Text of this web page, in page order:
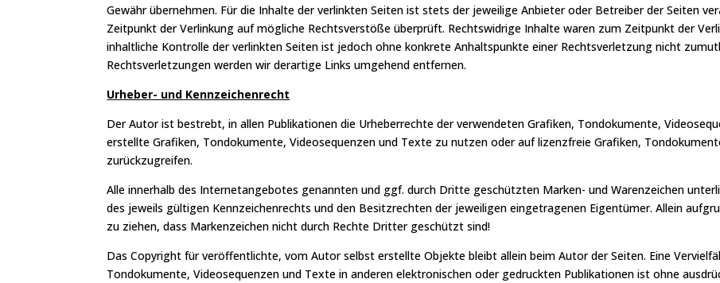
Gewähr übernehmen. Für die Inhalte der verlinkten Seiten ist stets der jeweilige Anbieter oder Betreiber der Seiten
Zeitpunkt der Verlinkung auf mögliche Rechtsverstöße überprüft. Rechtswidrige Inhalte waren zum Zeitpunkt der
inhaltliche Kontrolle der verlinkten Seiten ist jedoch ohne konkrete Anhaltspunkte einer Rechtsverletzung nicht
Rechtsverletzungen werden wir derartige Links umgehend entfernen.
Urheber- und Kennzeichenrecht
Der Autor ist bestrebt, in allen Publikationen die Urheberrechte der verwendeten Grafiken, Tondokumente,
erstellte Grafiken, Tondokumente, Videosequenzen und Texte zu nutzen oder auf lizenzfreie Grafiken,
zurückzugreifen.
Alle innerhalb des Internetangebotes genannten und ggf. durch Dritte geschützten Marken- und Warenzeichen
des jeweils gültigen Kennzeichenrechts und den Besitzrechten der jeweiligen eingetragenen Eigentümer. Allein
zu ziehen, dass Markenzeichen nicht durch Rechte Dritter geschützt sind!
Das Copyright für veröffentlichte, vom Autor selbst erstellte Objekte bleibt allein beim Autor der Seiten. Eine
Tondokumente, Videosequenzen und Texte in anderen elektronischen oder gedruckten Publikationen ist ohne